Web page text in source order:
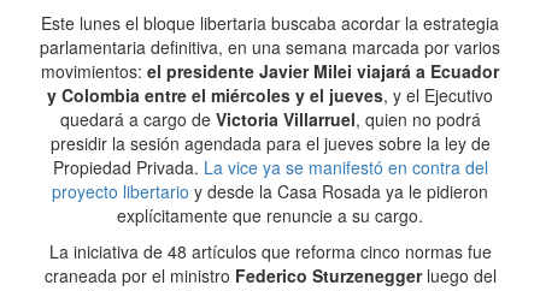
Este lunes el bloque libertaria buscaba acordar la estrategia
parlamentaria definitiva, en una semana marcada por varios
movimientos: el presidente Javier Milei viajará a Ecuador
y Colombia entre el miércoles y el jueves, y el Ejecutivo
quedará a cargo de Victoria Villarruel, quien no podrá
presidir la sesión agendada para el jueves sobre la ley de
Propiedad Privada. La vice ya se manifestó en contra del
proyecto libertario y desde la Casa Rosada ya le pidieron
explícitamente que renuncie a su cargo.
La iniciativa de 48 artículos que reforma cinco normas fue
craneada por el ministro Federico Sturzenegger luego del